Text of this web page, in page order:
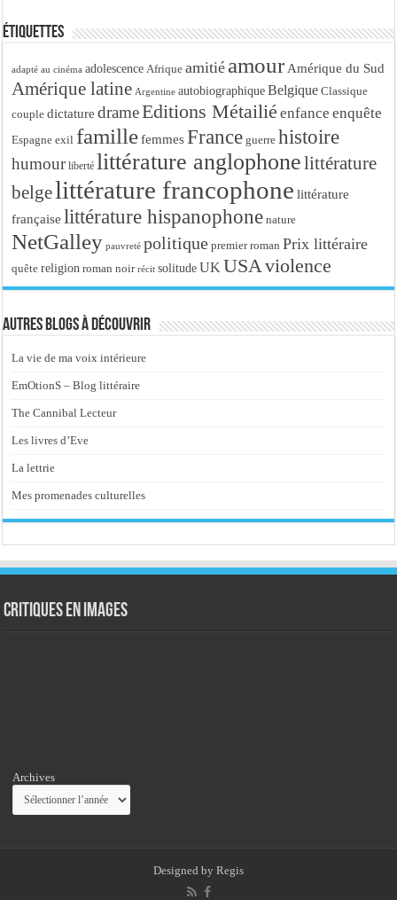
Étiquettes
adapté au cinéma adolescence Afrique amitié amour Amérique du Sud
Amérique latine Argentine autobiographique Belgique Classique
couple dictature drameEditions Métailié enfance enquête
Espagne exil famille femmes France guerre histoire
humour liberté littérature anglophonelittérature
belgelittérature francophone littérature
française littérature hispanophone nature
NetGalley pauvreté politique premier roman Prix littéraire
quête religion roman noir récit solitude UK USA violence
Autres blogs à découvrir
La vie de ma voix intérieure
EmOtionS – Blog littéraire
The Cannibal Lecteur
Les livres d’Eve
La lettrie
Mes promenades culturelles
Critiques en images
Archives
Designed by Regis